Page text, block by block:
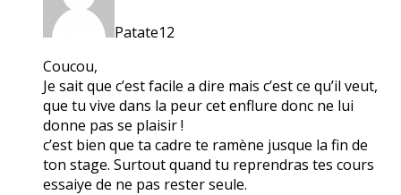
Patate12
Coucou,
Je sait que c’est facile a dire mais c’est ce qu’il veut,
que tu vive dans la peur cet enflure donc ne lui
donne pas se plaisir !
c’est bien que ta cadre te ramène jusque la fin de
ton stage. Surtout quand tu reprendras tes cours
essaiye de ne pas rester seule.